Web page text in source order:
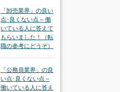
「卸売業界」の良い
点･良くない点 – 働
いている人に答えて
もらいました！（転
職の参考にどうぞ）
「公務員業界」の良
い点･良くない点 –
働いている人に答え